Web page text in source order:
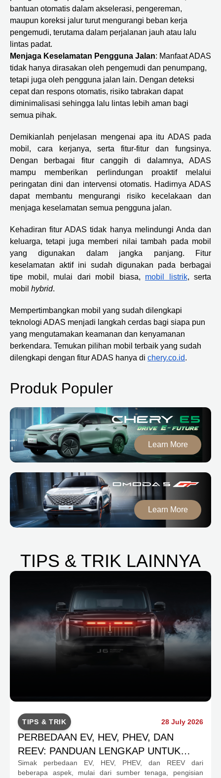
bantuan otomatis dalam akselerasi, pengereman,
maupun koreksi jalur turut mengurangi beban kerja
pengemudi, terutama dalam perjalanan jauh atau lalu
lintas padat.
Menjaga Keselamatan Pengguna Jalan: Manfaat ADAS
tidak hanya dirasakan oleh pengemudi dan penumpang,
tetapi juga oleh pengguna jalan lain. Dengan deteksi
cepat dan respons otomatis, risiko tabrakan dapat
diminimalisasi sehingga lalu lintas lebih aman bagi
semua pihak.
Demikianlah penjelasan mengenai apa itu ADAS pada
mobil, cara kerjanya, serta fitur-fitur dan fungsinya.
Dengan berbagai fitur canggih di dalamnya, ADAS
mampu memberikan perlindungan proaktif melalui
peringatan dini dan intervensi otomatis. Hadirnya ADAS
dapat membantu mengurangi risiko kecelakaan dan
menjaga keselamatan semua pengguna jalan.
Kehadiran fitur ADAS tidak hanya melindungi Anda dan
keluarga, tetapi juga memberi nilai tambah pada mobil
yang digunakan dalam jangka panjang. Fitur
keselamatan aktif ini sudah digunakan pada berbagai
tipe mobil, mulai dari mobil biasa, mobil listrik, serta
mobil hybrid.
Mempertimbangkan mobil yang sudah dilengkapi
teknologi ADAS menjadi langkah cerdas bagi siapa pun
yang mengutamakan keamanan dan kenyamanan
berkendara. Temukan pilihan mobil terbaik yang sudah
dilengkapi dengan fitur ADAS hanya di chery.co.id.
Produk Populer
Learn More
Learn More
TIPS & TRIK LAINNYA
TIPS & TRIK 28 July 2026
PERBEDAAN EV, HEV, PHEV, DAN
REEV: PANDUAN LENGKAP UNTUK
CALON PEMBELI
Simak perbedaan EV, HEV, PHEV, dan REEV dari
beberapa aspek, mulai dari sumber tenaga, pengisian